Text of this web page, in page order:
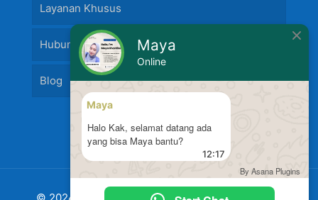
Layanan Khusus
Hubungi Kami
Blog
Maya
Online
Maya
Halo Kak, selamat datang ada
yang bisa Maya bantu?
12:17
By Asana Plugins